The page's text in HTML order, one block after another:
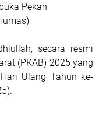
Pekan
secara resmi
(PKAB) 2025 yang
Ulang Tahun ke-